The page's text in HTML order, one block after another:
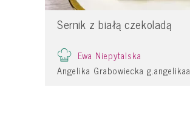
Sernik z białą czekoladą
Ewa Niepytalska
Angelika Grabowiecka g.angelikaa